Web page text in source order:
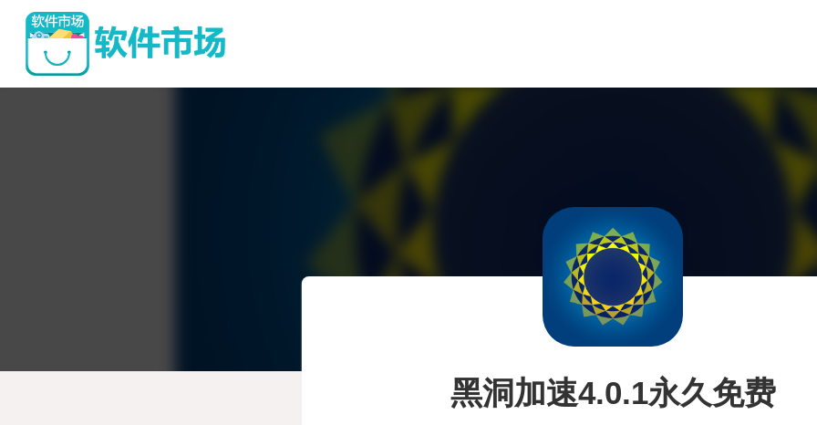
黑洞加速4.0.1永久免费